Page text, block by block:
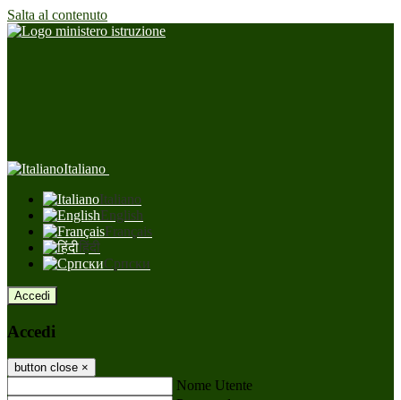
Salta al contenuto
Italiano
Italiano
English
Français
हिंदी
Српски
Accedi
Accedi
button close ×
Nome Utente